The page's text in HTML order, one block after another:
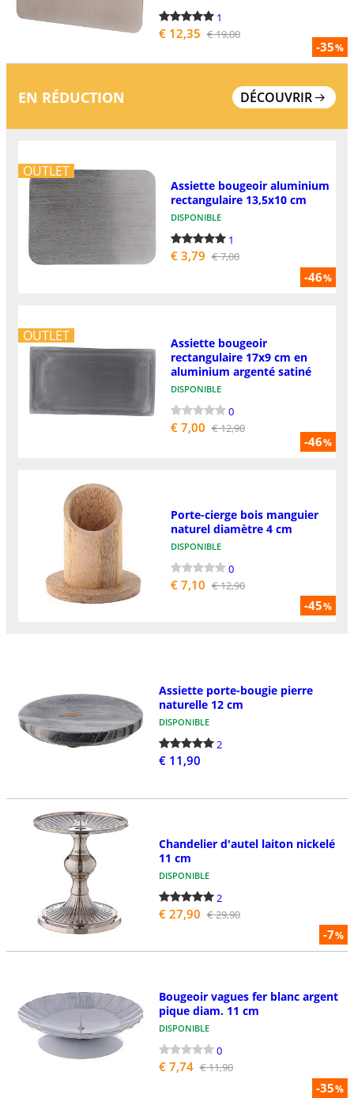
-35%
1
€ 12,35 € 19,00
EN RÉDUCTION DÉCOUVRIR
OUTLET
-46%
Assiette bougeoir aluminium
rectangulaire 13,5x10 cm
DISPONIBLE
1
€ 3,79 € 7,00
OUTLET
-46%
Assiette bougeoir
rectangulaire 17x9 cm en
aluminium argenté satiné
DISPONIBLE
0
€ 7,00 € 12,90
-45%
Porte-cierge bois manguier
naturel diamètre 4 cm
DISPONIBLE
0
€ 7,10 € 12,90
Assiette porte-bougie pierre
naturelle 12 cm
DISPONIBLE
2
€ 11,90
-7%
Chandelier d'autel laiton nickelé
11 cm
DISPONIBLE
2
€ 27,90 € 29,90
-35%
Bougeoir vagues fer blanc argent
pique diam. 11 cm
DISPONIBLE
0
€ 7,74 € 11,90